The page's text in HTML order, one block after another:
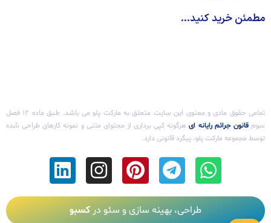
مطمئن خرید کنید...
تمامی حقوق مادی و معنوی این سایت متعلق به مارکت پلو می باشد. طـبق ماده ۱۲ فصل
سوم ‌قانون جرائم رایانه ایهرگونه کپی برداری از محتوای متنی و نمونه کارهای طراحی شده
توسط مجموعه مارکت پلو، پیگرد قانونی دارد.
طراحی، بهینه سازی و سئو درکسبو